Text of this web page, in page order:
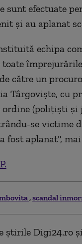
sunt efectuate
şi au aplanat
echipa
către un
Târgovişte, cu
ordine (poliţişti
se victime
fost aplanat",
scandal
știrile Digi24.ro